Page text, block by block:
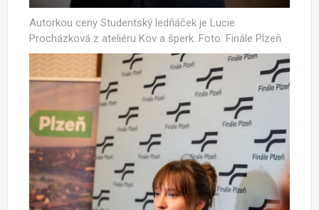
Autorkou ceny Studentský ledňáček je Lucie
Procházková z ateliéru Kov a šperk. Foto: Finále Plzeň.